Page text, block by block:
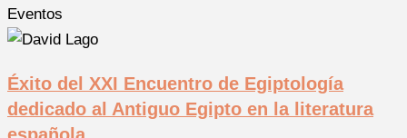
Eventos
Éxito del XXI Encuentro de Egiptología
dedicado al Antiguo Egipto en la literatura